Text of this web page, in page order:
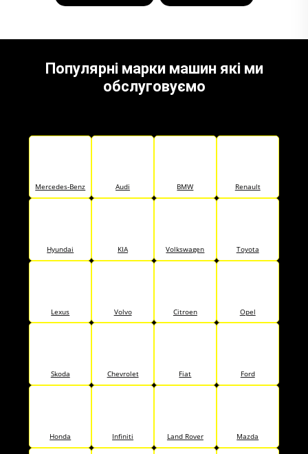
Популярні марки машин які ми
обслуговуємо
Mercedes-Benz Audi BMW Renault
Hyundai KIA Volkswagen Toyota
Lexus Volvo Citroen Opel
Skoda Chevrolet Fiat Ford
Honda Infiniti Land Rover Mazda